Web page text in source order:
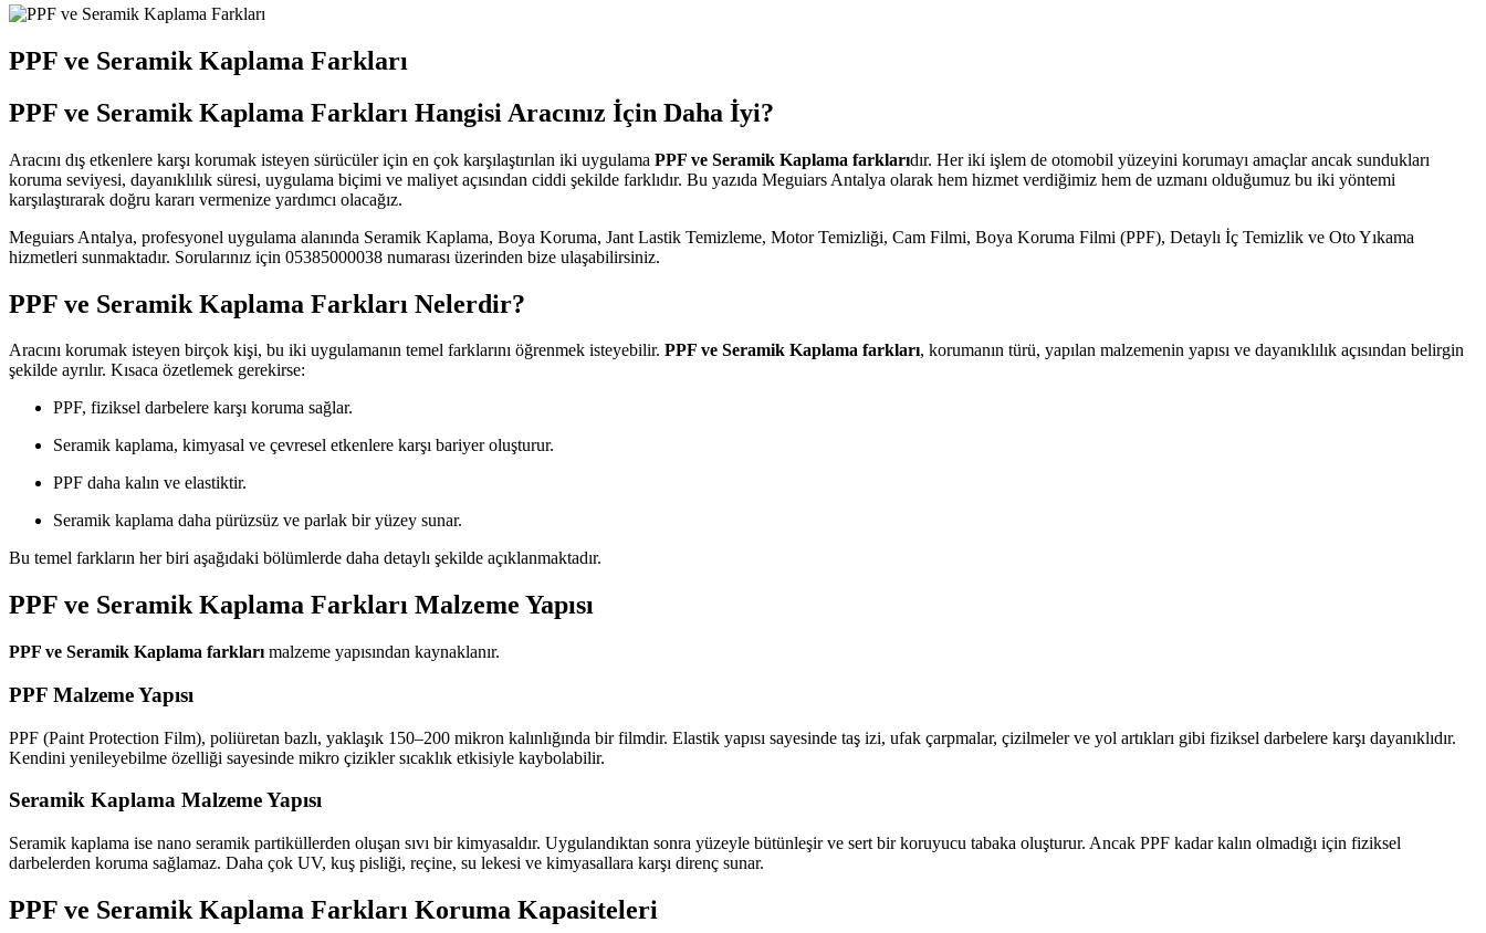
PPF ve Seramik Kaplama Farkları
PPF ve Seramik Kaplama Farkları Hangisi Aracınız İçin Daha İyi?
Aracını dış etkenlere karşı korumak isteyen sürücüler için en çok karşılaştırılan iki uygulama PPF ve Seramik Kaplama farklarıdır. Her iki işlem de otomobil yüzeyini korumayı amaçlar ancak sundukları
koruma seviyesi, dayanıklılık süresi, uygulama biçimi ve maliyet açısından ciddi şekilde farklıdır. Bu yazıda Meguiars Antalya olarak hem hizmet verdiğimiz hem de uzmanı olduğumuz bu iki yöntemi
karşılaştırarak doğru kararı vermenize yardımcı olacağız.
Meguiars Antalya, profesyonel uygulama alanında Seramik Kaplama, Boya Koruma, Jant Lastik Temizleme, Motor Temizliği, Cam Filmi, Boya Koruma Filmi (PPF), Detaylı İç Temizlik ve Oto Yıkama
hizmetleri sunmaktadır. Sorularınız için 05385000038 numarası üzerinden bize ulaşabilirsiniz.
PPF ve Seramik Kaplama Farkları Nelerdir?
Aracını korumak isteyen birçok kişi, bu iki uygulamanın temel farklarını öğrenmek isteyebilir. PPF ve Seramik Kaplama farkları, korumanın türü, yapılan malzemenin yapısı ve dayanıklılık açısından belirgin
şekilde ayrılır. Kısaca özetlemek gerekirse:
PPF, fiziksel darbelere karşı koruma sağlar.
Seramik kaplama, kimyasal ve çevresel etkenlere karşı bariyer oluşturur.
PPF daha kalın ve elastiktir.
Seramik kaplama daha pürüzsüz ve parlak bir yüzey sunar.
Bu temel farkların her biri aşağıdaki bölümlerde daha detaylı şekilde açıklanmaktadır.
PPF ve Seramik Kaplama Farkları Malzeme Yapısı
PPF ve Seramik Kaplama farkları malzeme yapısından kaynaklanır.
PPF Malzeme Yapısı
PPF (Paint Protection Film), poliüretan bazlı, yaklaşık 150–200 mikron kalınlığında bir filmdir. Elastik yapısı sayesinde taş izi, ufak çarpmalar, çizilmeler ve yol artıkları gibi fiziksel darbelere karşı dayanıklıdır.
Kendini yenileyebilme özelliği sayesinde mikro çizikler sıcaklık etkisiyle kaybolabilir.
Seramik Kaplama Malzeme Yapısı
Seramik kaplama ise nano seramik partiküllerden oluşan sıvı bir kimyasaldır. Uygulandıktan sonra yüzeyle bütünleşir ve sert bir koruyucu tabaka oluşturur. Ancak PPF kadar kalın olmadığı için fiziksel
darbelerden koruma sağlamaz. Daha çok UV, kuş pisliği, reçine, su lekesi ve kimyasallara karşı direnç sunar.
PPF ve Seramik Kaplama Farkları Koruma Kapasiteleri